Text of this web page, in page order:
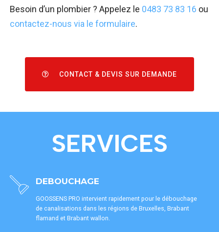
Besoin d’un plombier ? Appelez le 0483 73 83 16 ou
contactez-nous via le formulaire.
CONTACT & DEVIS SUR DEMANDE
SERVICES
DEBOUCHAGE
GOOSSENS PRO intervient rapidement pour le débouchage
de canalisations dans les régions de Bruxelles, Brabant
flamand et Brabant wallon.